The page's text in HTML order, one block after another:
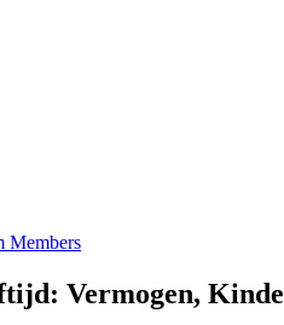
Members
Vermogen,